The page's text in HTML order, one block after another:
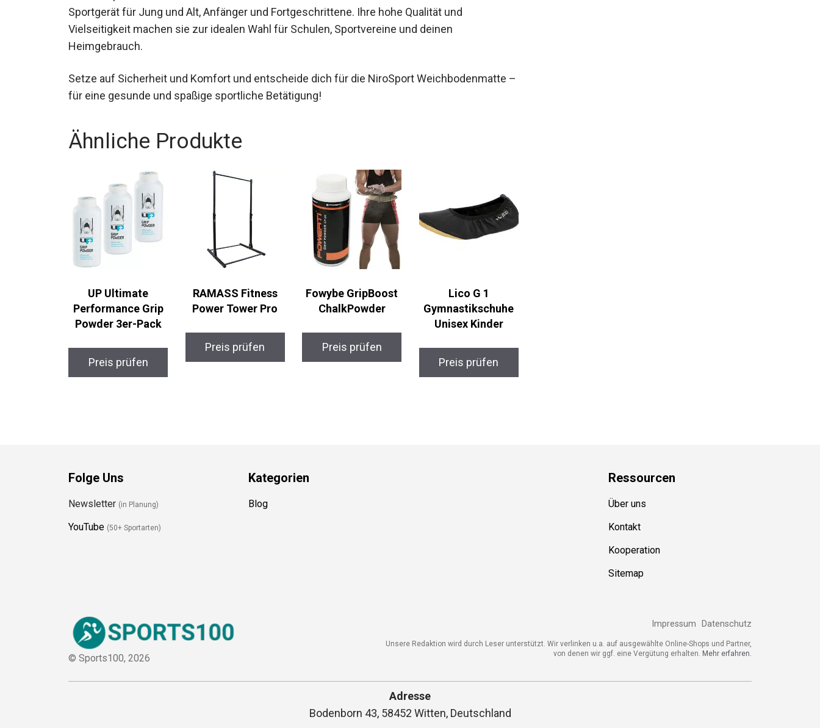
Sportgerät für Jung und Alt, Anfänger und Fortgeschrittene. Ihre hohe Qualität und
Vielseitigkeit machen sie zur idealen Wahl für Schulen, Sportvereine und deinen
Heimgebrauch.
Setze auf Sicherheit und Komfort und entscheide dich für die NiroSport Weichbodenmatte
– für eine gesunde und spaßige sportliche Betätigung!
Ähnliche Produkte
UP Ultimate
Performance Grip
Powder 3er-Pack
Preis prüfen
RAMASS Fitness
Power Tower Pro
Preis prüfen
Fowybe GripBoost
ChalkPowder
Preis prüfen
Lico G 1
Gymnastikschuhe
Unisex Kinder
Preis prüfen
Folge Uns
Newsletter(in Planung)
YouTube (50+ Sportarten)
Kategorien
Blog
Ressourcen
Über uns
Kontakt
Kooperation
Sitemap
© Sports100, 2026
Impressum Datenschutz
Unsere Redaktion wird durch Leser unterstützt. Wir verlinken u.a. auf ausgewählte Online-Shops und Partner,
von denen wir ggf. eine Vergütung erhalten.
Mehr erfahren.
Adresse
Bodenborn 43, 58452 Witten, Deutschland